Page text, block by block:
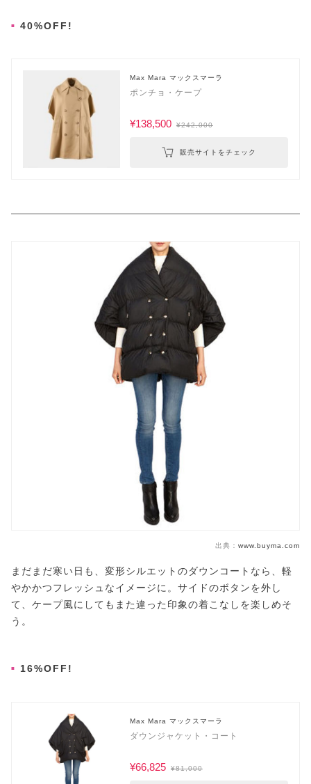
40%OFF!
Max Mara マックスマーラ
ポンチョ・ケープ
¥138,500 ¥242,000
販売サイトをチェック
出典： www.buyma.com
まだまだ寒い日も、変形シルエットのダウンコートなら、軽
やかかつフレッシュなイメージに。サイドのボタンを外し
て、ケープ風にしてもまた違った印象の着こなしを楽しめそ
う。
16%OFF!
Max Mara マックスマーラ
ダウンジャケット・コート
¥66,825 ¥81,000